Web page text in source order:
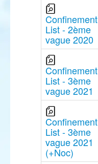
Confinement
List - 2ème
vague 2020
Confinement
List - 3ème
vague 2021
Confinement
List - 3ème
vague 2021
(+Noc)